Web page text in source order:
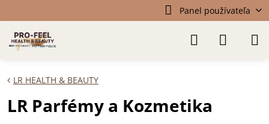
Panel používateľa
LR HEALTH & BEAUTY
LR Parfémy a Kozmetika